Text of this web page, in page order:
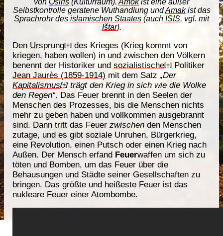
von Osiris (Kulturraum).Amokist eine außer
Selbstkontrolle geratene Wuthandlung undAmakist das
Sprachrohr des islamischen Staates (auch ISIS, vgl. mit
Ištar).
Den Ursprung[+] des Krieges (Krieg kommt von
kriegen, haben wollen) in und zwischen den Völkern
benennt der Historiker undsozialistische[+] Politiker
Jean Jaurès (1859-1914) mit dem Satz„Der
Kapitalismus[+]trägt den Krieg in sich wie die Wolke
den Regen“. Das Feuer brennt in den Seelen der
Menschen des Prozesses, bis die Menschen nichts
mehr zu geben haben und vollkommen ausgebrannt
sind. Dann tritt das Feuerzwischen den Menschen
zutage, und es gibt soziale Unruhen, Bürgerkrieg,
eine Revolution, einen Putsch oder einen Krieg nach
Außen. Der Mensch erfand Feuerwaffen um sich zu
töten und Bomben, um das Feuer über die
Behausungen und Städte seiner Gesellschaften zu
bringen. Das größte und heißeste Feuer ist das
nukleare Feuer einer Atombombe.